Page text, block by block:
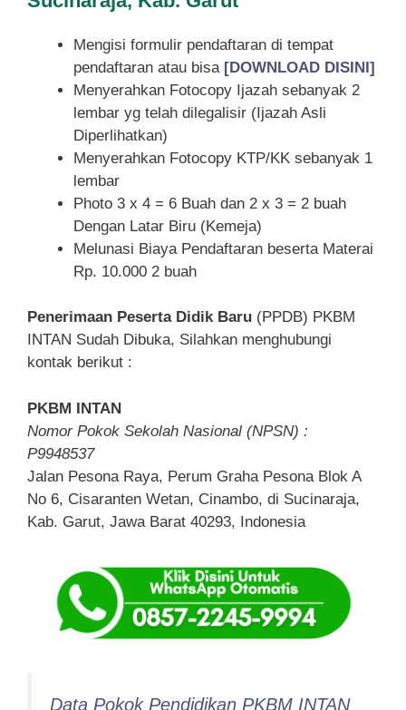
Mengisi formulir pendaftaran di tempat
pendaftaran atau bisa [DOWNLOAD DISINI]
Menyerahkan Fotocopy Ijazah sebanyak 2
lembar yg telah dilegalisir (Ijazah Asli
Diperlihatkan)
Menyerahkan Fotocopy KTP/KK sebanyak 1
lembar
Photo 3 x 4 = 6 Buah dan 2 x 3 = 2 buah
Dengan Latar Biru (Kemeja)
Melunasi Biaya Pendaftaran beserta Materai
Rp. 10.000 2 buah
Penerimaan Peserta Didik Baru (PPDB) PKBM
INTAN Sudah Dibuka, Silahkan menghubungi
kontak berikut :
PKBM INTAN
Nomor Pokok Sekolah Nasional (NPSN) :
P9948537
Jalan Pesona Raya, Perum Graha Pesona Blok A
No 6, Cisaranten Wetan, Cinambo, di Sucinaraja,
Kab. Garut, Jawa Barat 40293, Indonesia
Data Pokok Pendidikan PKBM INTAN